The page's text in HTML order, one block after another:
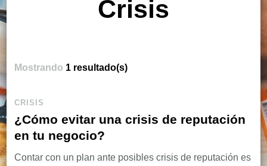
Crisis
Mostrando 1 resultado(s)
CRISIS
¿Cómo evitar una crisis de reputación
en tu negocio?
Contar con un plan ante posibles crisis de reputación es